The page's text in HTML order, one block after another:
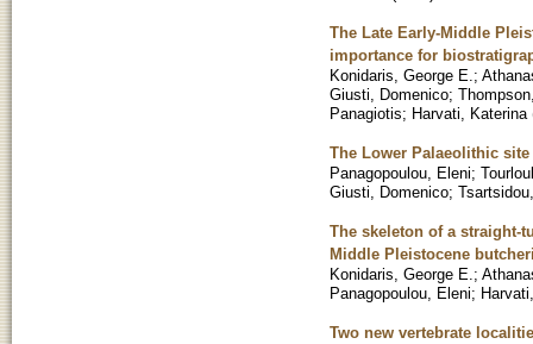
The Late Early-Middle
importance for
Konidaris, George E. ;
Giusti, Domenico;
Panagiotis; Harvati, Katerina
The Lower Palaeolithic
Panagopoulou, Eleni;
Giusti, Domenico;
The skeleton of a straight-
Middle Pleistocene
Konidaris, George E. ;
Panagopoulou, Eleni;
Two new vertebrate